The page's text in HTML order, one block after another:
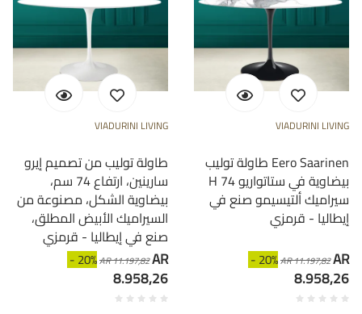
VIADURINI LIVING
طاولة توليب من تصميم إيرو
سارينين، ارتفاع 74 سم،
بيضاوية الشكل، مصنوعة من
السيراميك الأبيض المطلق،
صنع في إيطاليا - قرمزي
- 20%AR 11.197,82AR
8.958,26
VIADURINI LIVING
طاولة توليب Eero Saarinen
H 74 بيضاوية في ستاتواريو
سيراميك ألتيسيمو صنع في
إيطاليا - قرمزي
- 20%AR 11.197,82AR
8.958,26